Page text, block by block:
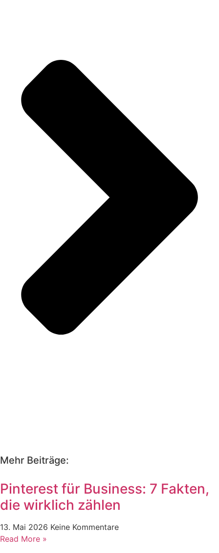
Mehr Beiträge:
Pinterest für Business: 7 Fakten,
die wirklich zählen
13. Mai 2026 Keine Kommentare
Read More »